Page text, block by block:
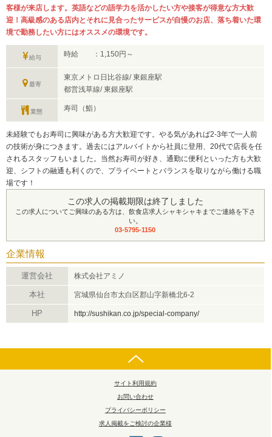
客様が来店します。英語などの語学力を活かしたい方や接客が得意な方大歓
迎！高級感のある店内とそれに見合ったサービスが自慢のお店、落ち着いた環
境で勤務したい方にはオススメの環境です。
給与 時給 ：1,150円～
最寄
東京メトロ日比谷線/ 東銀座駅
都営浅草線/ 東銀座駅
業態 寿司（鮨）
未経験でもお寿司に興味がある方大歓迎です。やる気があれば2-3年で一人前
の技術が身につきます。過去にはアルバイトから社員に登用、20代で店長を任
されるスタッフもいました。当然お寿司が好き、通勤に便利といった方も大歓
迎、シフトの融通も利くので、プライベートとバランスを取りながら働ける職
場です！
この求人の掲載期限は終了しました
この求人についてご興味のある方は、飲食店求人シャキシャキまでご連絡を下さ
い。
03-5795-1150
企業情報
運営会社 株式会社アミノ
本社 宮城県仙台市太白区郡山字新橋北6-2
HP http://sushikan.co.jp/special-company/
サイト利用規約
お問い合わせ
プライバシーポリシー
求人掲載をご検討の企業様